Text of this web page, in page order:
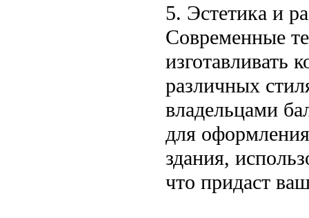
5. Эстетика и
Современные
изготавливать
различных
владельцами
для
здания,
что придаст